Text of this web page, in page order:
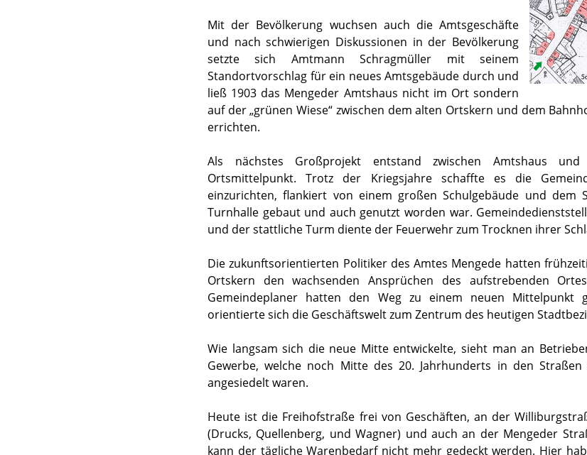
Mit der Bevölkerung wuchsen auch die Amtsgeschäfte
und nach schwierigen Diskussionen in der Bevölkerung
setzte sich Amtmann Schragmüller mit seinem
Standortvorschlag für ein neues Amtsgebäude durch und
ließ 1903 das Mengeder Amtshaus nicht im Ort sondern
auf der „grünen Wiese“ zwischen dem alten Ortskern und dem
errichten.
Als nächstes Großprojekt entstand zwischen Amtshaus
Ortsmittelpunkt. Trotz der Kriegsjahre schaffte es die
einzurichten, flankiert von einem großen Schulgebäude und dem
Turnhalle gebaut und auch genutzt worden war.
und der stattliche Turm diente der Feuerwehr zum Trocknen ihrer
Die zukunftsorientierten Politiker des Amtes Mengede hatten
Ortskern den wachsenden Ansprüchen des aufstrebenden
Gemeindeplaner hatten den Weg zu einem neuen Mittelpunkt
orientierte sich die Geschäftswelt zum Zentrum des heutigen
Wie langsam sich die neue Mitte entwickelte, sieht man an
Gewerbe, welche noch Mitte des 20. Jahrhunderts in den
angesiedelt waren.
Heute ist die Freihofstraße frei von Geschäften, an der
(Drucks, Quellenberg, und Wagner) und auch an der Mengeder
kann der tägliche Warenbedarf nicht mehr gedeckt werden. Hier